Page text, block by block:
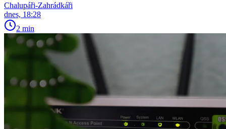
Chalupáři-Zahrádkáři
dnes, 18:28
2 min